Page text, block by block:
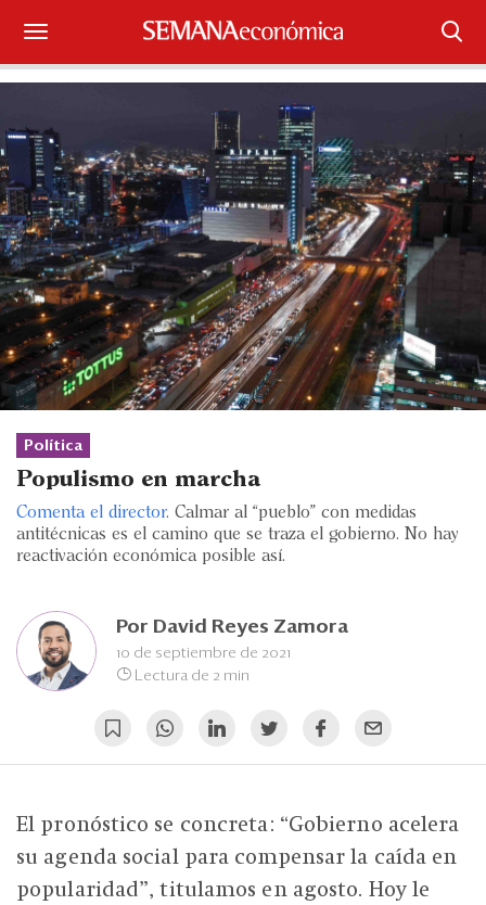
Suscríbase
Iniciar sesión
Portada
¿Qué está pasando?
Sectores y Empresas
Management
Economía y Finanzas
Legal y Política
Eventos
Blogs
Edición Impresa
Política
Populismo en marcha
Comenta el director. Calmar al “pueblo” con medidas
antitécnicas es el camino que se traza el gobierno. No hay
reactivación económica posible así.
Por David Reyes Zamora
10 de septiembre de 2021
Lectura de 2 min
El pronóstico se concreta: “Gobierno acelera
su agenda social para compensar la caída en
popularidad”, titulamos en agosto. Hoy le